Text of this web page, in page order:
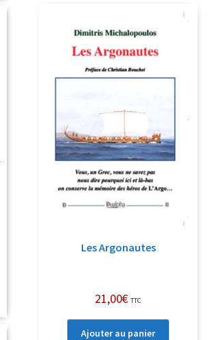
Les Argonautes
21,00€ TTC
Ajouter au panier